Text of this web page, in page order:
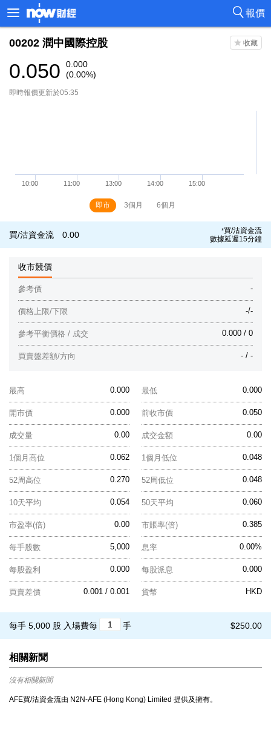
報價
00202 潤中國際控股
0.050
0.000
(0.00%)
即時報價更新於05:35
即市 3個月 6個月
買/沽資金流 0.00 *買/沽資金流
數據延遲15分鐘
收市競價
-
參考價
-/-
價格上限/下限
0.000 / 0
參考平衡價格 / 成交
- / -
買賣盤差額/方向
0.000
最高 0.000
最低
0.000
開市價 0.050
前收市價
0.00
成交量 0.00
成交金額
0.062
1個月高位 0.048
1個月低位
0.270
52周高位 0.048
52周低位
0.054
10天平均 0.060
50天平均
0.00
市盈率(倍) 0.385
市賬率(倍)
5,000
每手股數 0.00%
息率
0.000
每股盈利 0.000
每股派息
0.001 / 0.001
買賣差價 HKD
貨幣
$250.00
每手 5,000 股 入場費每 手
相關新聞
沒有相關新聞
AFE買/沽資金流由 N2N-AFE (Hong Kong) Limited 提供及擁有。